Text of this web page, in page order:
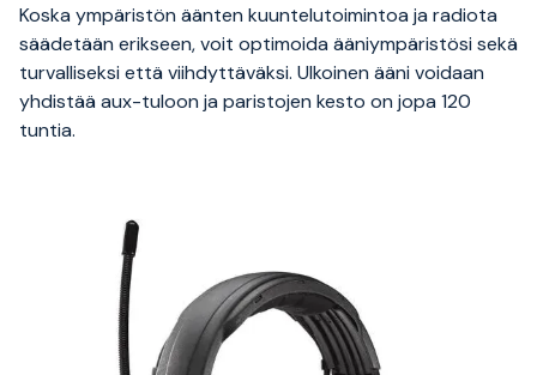
Koska ympäristön äänten kuuntelutoimintoa ja radiota
säädetään erikseen, voit optimoida ääniympäristösi sekä
turvalliseksi että viihdyttäväksi. Ulkoinen ääni voidaan
yhdistää aux-tuloon ja paristojen kesto on jopa 120
tuntia.